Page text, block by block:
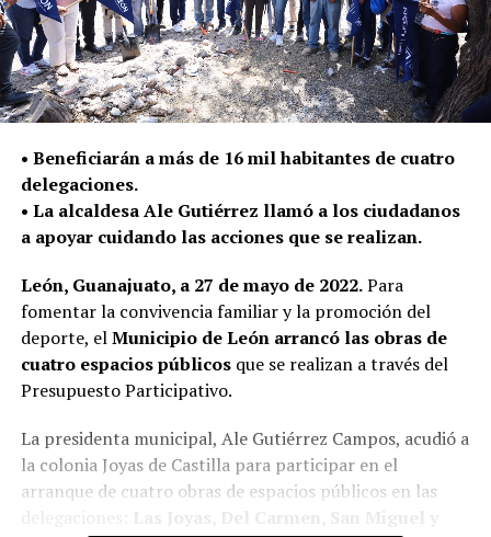
• Beneficiarán a más de 16 mil habitantes de cuatro
delegaciones.
• La alcaldesa Ale Gutiérrez llamó a los ciudadanos
a apoyar cuidando las acciones que se realizan.
León, Guanajuato, a 27 de mayo de 2022.Para
fomentar la convivencia familiar y la promoción del
deporte, elMunicipio de León arrancó las obras de
cuatro espacios públicosque se realizan a través del
Presupuesto Participativo.
La presidenta municipal, Ale Gutiérrez Campos, acudió a
la colonia Joyas de Castilla para participar en el
arranque de cuatro obras de espacios públicos en las